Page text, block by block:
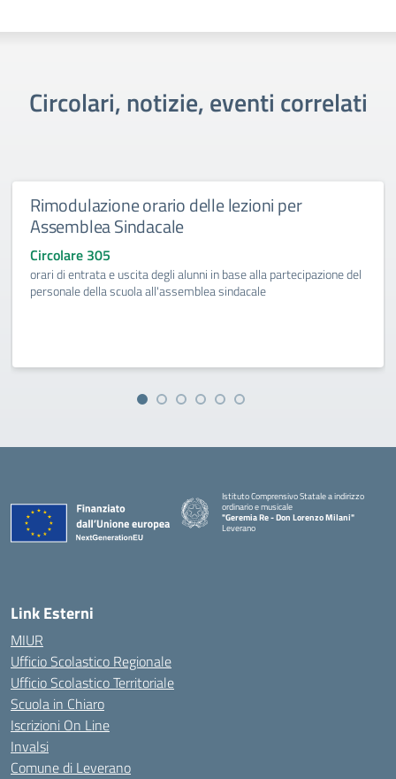
Circolari, notizie, eventi correlati
Rimodulazione orario delle lezioni per
Assemblea Sindacale
Circolare 305
orari di entrata e uscita degli alunni in base alla partecipazione del
personale della scuola all'assemblea sindacale
Istituto Comprensivo Statale a indirizzo
ordinario e musicale
"Geremia Re - Don Lorenzo Milani"
Leverano
Link Esterni
MIUR
Ufficio Scolastico Regionale
Ufficio Scolastico Territoriale
Scuola in Chiaro
Iscrizioni On Line
Invalsi
Comune di Leverano